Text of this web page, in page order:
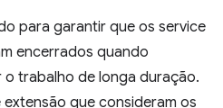
para garantir que os service
encerrados quando
o trabalho de longa duração.
que consideram os